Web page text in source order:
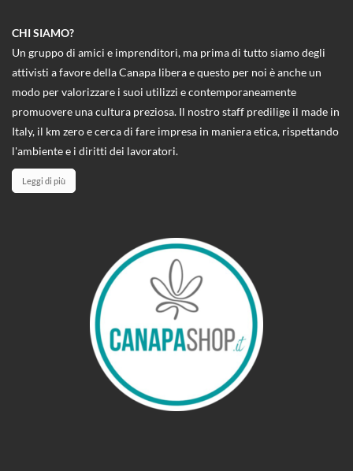
CHI SIAMO?
Un gruppo di amici e imprenditori, ma prima di tutto siamo degli
attivisti a favore della Canapa libera e questo per noi è anche un
modo per valorizzare i suoi utilizzi e contemporaneamente
promuovere una cultura preziosa. Il nostro staff predilige il made in
Italy, il km zero e cerca di fare impresa in maniera etica, rispettando
l'ambiente e i diritti dei lavoratori.
Leggi di più